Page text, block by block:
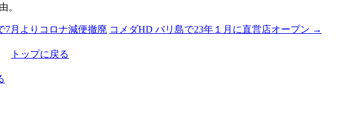
。
7月よりコロナ減便撤廃 コメダHD バリ島で23年１月に直営店オープン →
トップに戻る